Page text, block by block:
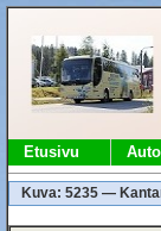
Etusivu
Kuva: 5235 —